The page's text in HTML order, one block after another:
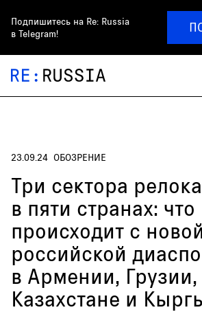
Подпишитесь на Re: Russia
в Telegram!
23.09.24 ОБОЗРЕНИЕ
Три сектора
в пяти странах: что
происходит с
российской
в Армении,
Казахстане и